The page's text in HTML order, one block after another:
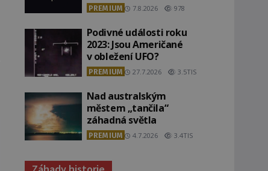
PREMIUM 7.8.2026 978
Podivné události roku
2023: Jsou Američané
v obležení UFO?
PREMIUM 27.7.2026 3.5TIS
Nad australským
městem „tančila“
záhadná světla
PREMIUM 4.7.2026 3.4TIS